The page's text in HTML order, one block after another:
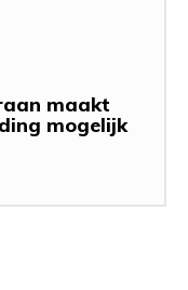
maakt
mogelijk